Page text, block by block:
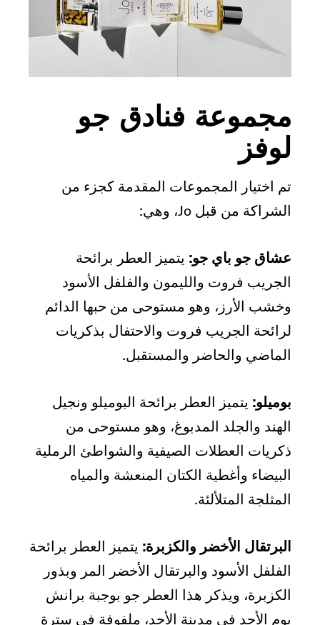
مجموعة فنادق جو
لوفز
تم اختيار المجموعات المقدمة كجزء من
الشراكة من قبل Jo، وهي:
عشاق جو باي جو: يتميز العطر برائحة
الجريب فروت والليمون والفلفل الأسود
وخشب الأرز، وهو مستوحى من حبها الدائم
لرائحة الجريب فروت والاحتفال بذكريات
الماضي والحاضر والمستقبل.
بوميلو: يتميز العطر برائحة البوميلو ونجيل
الهند والجلد المدبوغ، وهو مستوحى من
ذكريات العطلات الصيفية والشواطئ الرملية
البيضاء وأغطية الكتان المنعشة والمياه
المثلجة المتلألئة.
البرتقال الأخضر والكزبرة: يتميز العطر برائحة
الفلفل الأسود والبرتقال الأخضر المر وبذور
الكزبرة، ويذكر هذا العطر جو بوجبة برانش
يوم الأحد في مدينة الأحد، ملفوفة في سترة